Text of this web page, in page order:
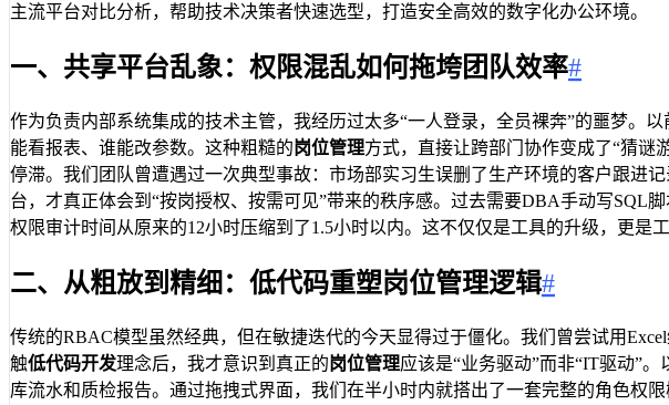
主流平台对比分析，帮助技术决策者快速选型，打造安全高效的数字化办公环境。
一、共享平台乱象：权限混乱如何拖垮团队效率#
作为负责内部系统集成的技术主管，我经历过太多“一人登录，全员裸奔”的噩梦。
能看报表、谁能改参数。这种粗糙的岗位管理方式，直接让跨部门协作变成了“猜谜
停滞。我们团队曾遭遇过一次典型事故：市场部实习生误删了生产环境的客户跟进
台，才真正体会到“按岗授权、按需可见”带来的秩序感。过去需要DBA手动写SQL
权限审计时间从原来的12小时压缩到了1.5小时以内。这不仅仅是工具的升级，更是工
二、从粗放到精细：低代码重塑岗位管理逻辑#
传统的RBAC模型虽然经典，但在敏捷迭代的今天显得过于僵化。我们曾尝试用
触低代码开发理念后，我才意识到真正的岗位管理应该是“业务驱动”而非“IT驱动”
库流水和质检报告。通过拖拽式界面，我们在半小时内就搭出了一套完整的角色权